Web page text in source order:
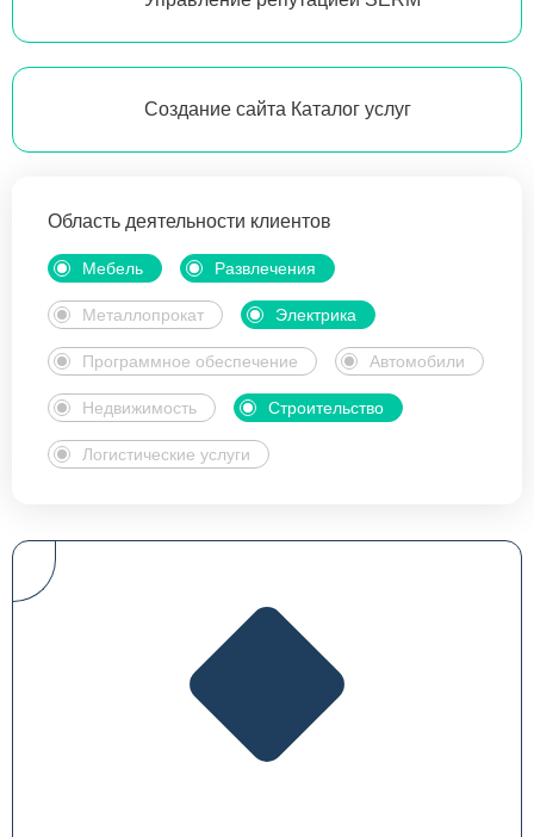
Создание сайта Каталог услуг
Область деятельности клиентов
Мебель Развлечения
Металлопрокат Электрика
Программное обеспечение Автомобили
Недвижимость Строительство
Логистические услуги